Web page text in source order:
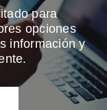
para
opciones
información y